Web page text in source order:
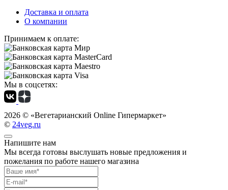
Доставка и оплата
О компании
Принимаем к оплате:
Мы в соцсетях:
2026 © «Вегетарианский Online Гипермаркет»
© 24veg.ru
Напишите нам
Мы всегда готовы выслушать новые предложения и
пожелания по работе нашего магазина